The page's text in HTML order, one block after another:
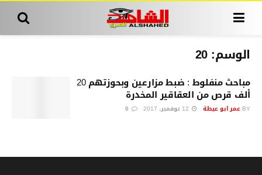
الوسم:20
مباحث منفلوط : ضبط مزارعين وبحوزتهم 20
ألف قرص من العقاقير المخدرة
BY عمر ابو عيطة